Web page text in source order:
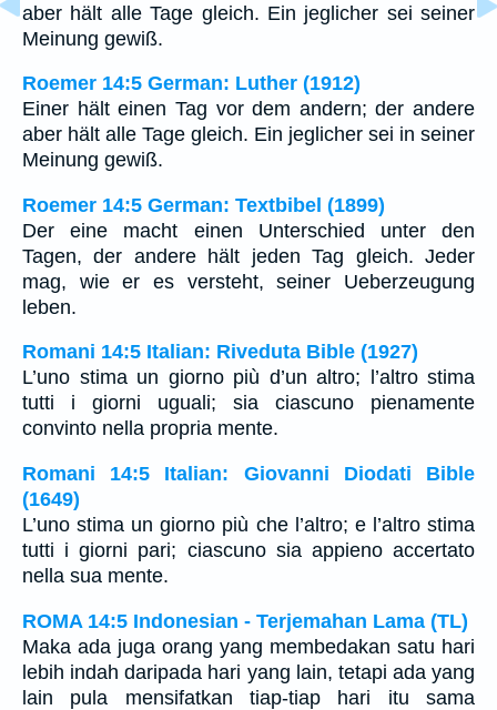
aber hält alle Tage gleich. Ein jeglicher sei seiner
Meinung gewiß.
Roemer 14:5 German: Luther (1912)
Einer hält einen Tag vor dem andern; der andere
aber hält alle Tage gleich. Ein jeglicher sei in seiner
Meinung gewiß.
Roemer 14:5 German: Textbibel (1899)
Der eine macht einen Unterschied unter den
Tagen, der andere hält jeden Tag gleich. Jeder
mag, wie er es versteht, seiner Ueberzeugung
leben.
Romani 14:5 Italian: Riveduta Bible (1927)
L’uno stima un giorno più d’un altro; l’altro stima
tutti i giorni uguali; sia ciascuno pienamente
convinto nella propria mente.
Romani 14:5 Italian: Giovanni Diodati Bible
(1649)
L’uno stima un giorno più che l’altro; e l’altro stima
tutti i giorni pari; ciascuno sia appieno accertato
nella sua mente.
ROMA 14:5 Indonesian - Terjemahan Lama (TL)
Maka ada juga orang yang membedakan satu hari
lebih indah daripada hari yang lain, tetapi ada yang
lain pula mensifatkan tiap-tiap hari itu sama